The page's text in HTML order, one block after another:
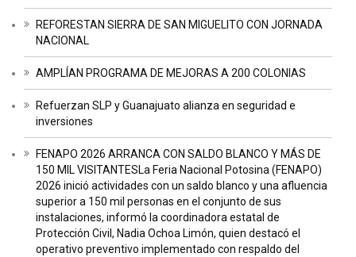
REFORESTAN SIERRA DE SAN MIGUELITO CON JORNADA
NACIONAL
AMPLÍAN PROGRAMA DE MEJORAS A 200 COLONIAS
Refuerzan SLP y Guanajuato alianza en seguridad e
inversiones
FENAPO 2026 ARRANCA CON SALDO BLANCO Y MÁS DE
150 MIL VISITANTESLa Feria Nacional Potosina (FENAPO)
2026 inició actividades con un saldo blanco y una afluencia
superior a 150 mil personas en el conjunto de sus
instalaciones, informó la coordinadora estatal de
Protección Civil, Nadia Ochoa Limón, quien destacó el
operativo preventivo implementado con respaldo del